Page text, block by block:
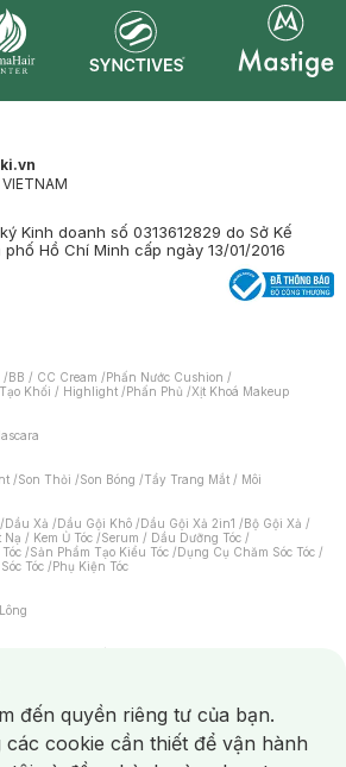
Kinh doanh số 0313612829 do Sở Kế
Hồ Chí Minh cấp ngày 13/01/2016
/BB / CC Cream /Phấn Nước Cushion /
Tạo Khối / Highlight /Phấn Phủ /Xịt Khoá Makeup
/Son Thỏi /Son Bóng /Tẩy Trang Mắt / Môi
/Dầu Xả /Dầu Gội Khô /Dầu Gội Xả 2in1 /Bộ Gội Xả /
Nạ / Kem Ủ Tóc /Serum / Dầu Dưỡng Tóc /
/Sản Phẩm Tạo Kiểu Tóc /Dụng Cụ Chăm Sóc Tóc /
Tóc /Phụ Kiện Tóc
Massage/Mặt Nạ Xông Hơi /Nước Rửa Tay/
Chải Đánh Răng /Bàn Chải Điện/
Răng /Máy Tăm Nước/ Nước Súc Miệng/
Miệng / Dung Dịch Vệ Sinh/Dưỡng Vùng Kín/
đến quyền riêng tư của bạn.
các cookie cần thiết để vận hành